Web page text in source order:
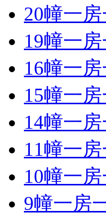
20幢一
19幢一
16幢一
15幢一
14幢一
11幢一
10幢一
9幢一房